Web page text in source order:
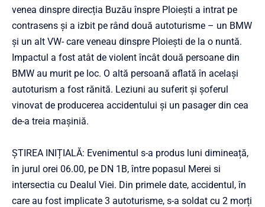
venea dinspre direcția Buzău înspre Ploiești a intrat pe
contrasens și a izbit pe rând două autoturisme – un BMW
și un alt VW- care veneau dinspre Ploiești de la o nuntă.
Impactul a fost atât de violent încât două persoane din
BMW au murit pe loc. O altă persoană aflată în același
autoturism a fost rănită. Leziuni au suferit și șoferul
vinovat de producerea accidentului și un pasager din cea
de-a treia mașiniă.
ȘTIREA INIȚIALĂ: Evenimentul s-a produs luni dimineață,
în jurul orei 06.00, pe DN 1B, între popasul Merei si
intersectia cu Dealul Viei. Din primele date, accidentul, în
care au fost implicate 3 autoturisme, s-a soldat cu 2 morți